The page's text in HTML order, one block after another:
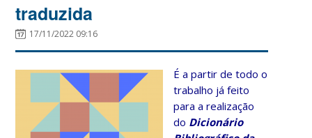
traduzida
17/11/2022 09:16
É a partir de todo o
trabalho já feito
para a realização
do Dicionário